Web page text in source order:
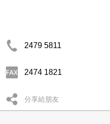
2479 5811
2474 1821
分享給朋友